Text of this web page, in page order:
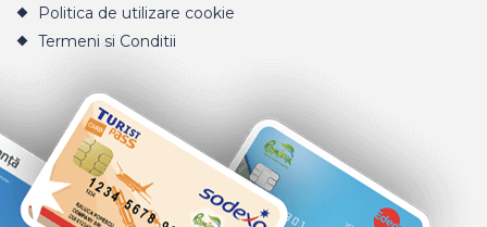
Politica de utilizare cookie
Termeni si Conditii